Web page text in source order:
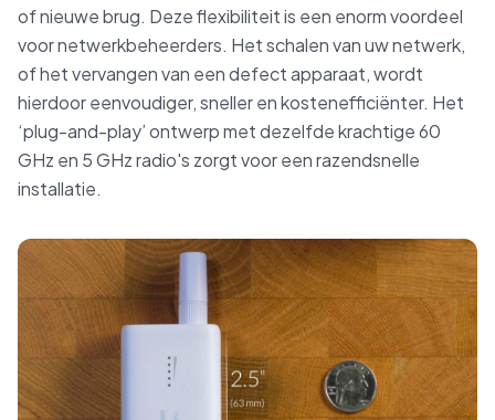
of nieuwe brug. Deze flexibiliteit is een enorm voordeel
voor netwerkbeheerders. Het schalen van uw netwerk,
of het vervangen van een defect apparaat, wordt
hierdoor eenvoudiger, sneller en kostenefficiënter. Het
‘plug-and-play’ ontwerp met dezelfde krachtige 60
GHz en 5 GHz radio's zorgt voor een razendsnelle
installatie.